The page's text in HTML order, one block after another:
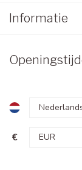
Informatie
€